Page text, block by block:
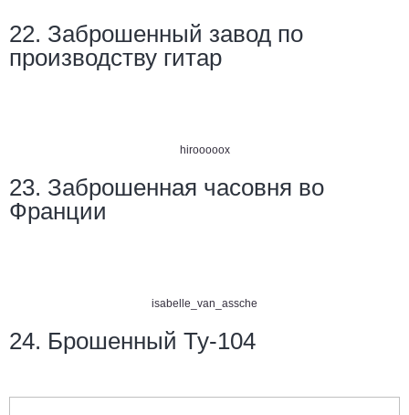
22. Заброшенный завод по
производству гитар
hirooooox
23. Заброшенная часовня во
Франции
isabelle_van_assche
24. Брошенный Ту-104